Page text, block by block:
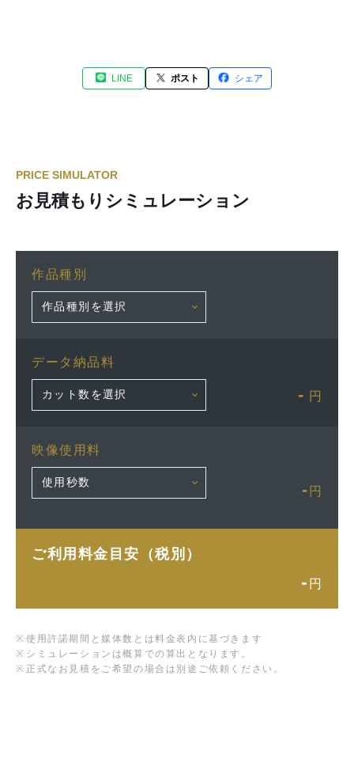
LINE ポスト シェア
PRICE SIMULATOR
お見積もりシミュレーション
作品種別
データ納品料
- 円
映像使用料
- 円
ご利用料金目安（税別）
- 円
※ 使用許諾期間と媒体数とは料金表内に基づきます
※ シミュレーションは概算での算出となります。
※ 正式なお見積をご希望の場合は別途ご依頼ください。